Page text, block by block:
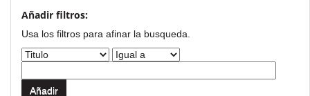
Añadir filtros:
Usa los filtros para afinar la busqueda.